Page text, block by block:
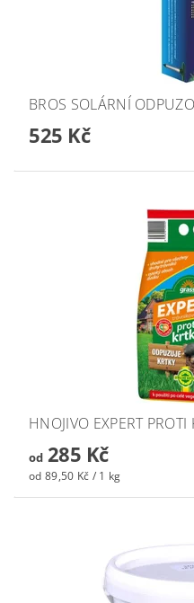
BROS SOLÁRNÍ
525 Kč
HNOJIVO EXPERT
od285 Kč
od 89,50 Kč / 1 kg